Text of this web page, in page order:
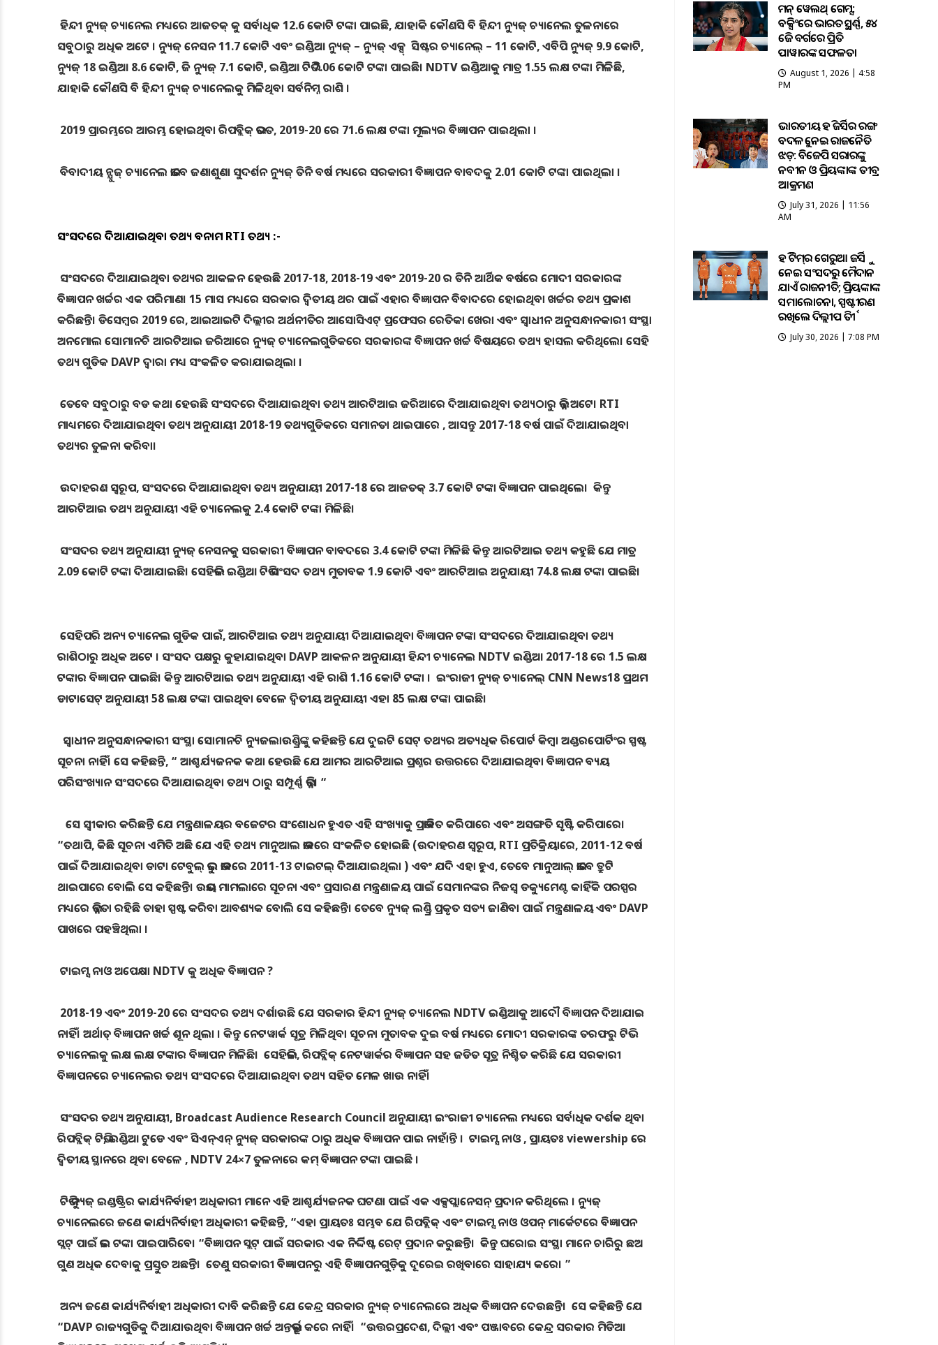
ହିନ୍ଦୀ ନ୍ୟୁଜ୍ ଚ୍ୟାନେଲ ମଧ୍ୟରେ ଆଜତକ୍ କୁ ସର୍ବାଧିକ 12.6 କୋଟି ଟଙ୍କା ପାଇଛି, ଯାହାକି କୌଣସି ବି ହିନ୍ଦୀ ନ୍ୟୁଜ୍ ଚ୍ୟାନେଲ ତୁଳନାରେ
ସବୁଠାରୁ ଅଧିକ ଅଟେ । ନ୍ୟୁଜ୍ ନେସନ 11.7 କୋଟି ଏବଂ ଇଣ୍ଡିଆ ନ୍ୟୁଜ୍ – ନ୍ୟୁଜ୍ ଏକ୍ସ୍ ସିଷ୍ଟର ଚ୍ୟାନେଲ୍ – 11 କୋଟି, ଏବିପି ନ୍ୟୁଜ୍ 9.9 କୋଟି,
ନ୍ୟୁଜ୍ 18 ଇଣ୍ଡିଆ 8.6 କୋଟି, ଜି ନ୍ୟୁଜ୍ 7.1 କୋଟି, ଇଣ୍ଡିଆ ଟିଭି 7.06 କୋଟି ଟଙ୍କା ପାଇଛି। NDTV ଇଣ୍ଡିଆକୁ ମାତ୍ର 1.55 ଲକ୍ଷ ଟଙ୍କା ମିଳିଛି,
ଯାହାକି କୌଣସି ବି ହିନ୍ଦୀ ନ୍ୟୁଜ୍ ଚ୍ୟାନେଲକୁ ମିଳିଥିବା ସର୍ବନିମ୍ନ ରାଶି ।
2019 ପ୍ରାରମ୍ଭରେ ଆରମ୍ଭ ହୋଇଥିବା ରିପବ୍ଲିକ୍ ଭରତ, 2019-20 ରେ 71.6 ଲକ୍ଷ ଟଙ୍କା ମୂଲ୍ୟର ବିଜ୍ଞାପନ ପାଇଥିଲା ।
ବିବାଦୀୟ ନ୍ଯୁଜ୍ ଚ୍ୟାନେଲ ଭାବେ ଜଣାଶୁଣା ସୁଦର୍ଶନ ନ୍ୟୁଜ୍ ତିନି ବର୍ଷ ମଧ୍ୟରେ ସରକାରୀ ବିଜ୍ଞାପନ ବାବଦକୁ 2.01 କୋଟି ଟଙ୍କା ପାଇଥିଲା ​​।
ସଂସଦରେ ଦିଆଯାଇଥିବା ତଥ୍ୟ ବନାମ RTI ତଥ୍ୟ :-
ସଂସଦରେ ଦିଆଯାଇଥିବା ତଥ୍ୟର ଆକଳନ ହେଉଛି 2017-18, 2018-19 ଏବଂ 2019-20 ର ତିନି ଆର୍ଥିକ ବର୍ଷରେ ମୋଦୀ ସରକାରଙ୍କ
ବିଜ୍ଞାପନ ଖର୍ଚ୍ଚର ଏକ ପରିମାଣ। 15 ମାସ ମଧ୍ୟରେ ସରକାର ଦ୍ୱିତୀୟ ଥର ପାଇଁ ଏହାର ବିଜ୍ଞାପନ ବିବାଦରେ ହୋଇଥିବା ଖର୍ଚ୍ଚର ତଥ୍ୟ ପ୍ରକାଶ
କରିଛନ୍ତି। ଡିସେମ୍ବର 2019 ରେ, ଆଇଆଇଟି ଦିଲ୍ଲୀର ଅର୍ଥନୀତିର ଆସୋସିଏଟ୍ ପ୍ରଫେସର ରେତିକା ଖେରା ଏବଂ ସ୍ବାଧୀନ ଅନୁସନ୍ଧାନକାରୀ ସଂସ୍ଥା
ଅନମୋଲ ସୋମାନଚି ଆରଟିଆଇ ଜରିଆରେ ନ୍ୟୁଜ୍ ଚ୍ୟାନେଲଗୁଡିକରେ ସରକାରଙ୍କ ବିଜ୍ଞାପନ ଖର୍ଚ୍ଚ ବିଷୟରେ ତଥ୍ୟ ହାସଲ କରିଥିଲେ। ସେହି
ତଥ୍ୟ ଗୁଡିକ DAVP ଦ୍ୱାରା ମଧ୍ୟ ସଂକଳିତ କରାଯାଇଥିଲା ।
ତେବେ ସବୁଠାରୁ ବଡ କଥା ହେଉଛି ସଂସଦରେ ଦିଆଯାଇଥିବା ତଥ୍ୟ ଆରଟିଆଇ ଜରିଆରେ ଦିଆଯାଇଥିବା ତଥ୍ୟଠାରୁ ଭିନ୍ନ ଅଟେ। RTI
ମାଧ୍ୟମରେ ଦିଆଯାଇଥିବା ତଥ୍ୟ ଅନୁଯାୟୀ 2018-19 ତଥ୍ୟଗୁଡିକରେ ସମାନତା ଥାଇପାରେ , ଆସନ୍ତୁ 2017-18 ବର୍ଷ ପାଇଁ ଦିଆଯାଇଥିବା
ତଥ୍ୟର ତୁଳନା କରିବା।
ଉଦାହରଣ ସ୍ୱରୂପ, ସଂସଦରେ ଦିଆଯାଇଥିବା ତଥ୍ୟ ଅନୁଯାୟୀ 2017-18 ରେ ଆଜତକ୍ 3.7 କୋଟି ଟଙ୍କା ବିଜ୍ଞାପନ ପାଇଥିଲେ। କିନ୍ତୁ
ଆରଟିଆଇ ତଥ୍ୟ ଅନୁଯାୟୀ ଏହି ଚ୍ୟାନେଲକୁ 2.4 କୋଟି ଟଙ୍କା ମିଳିଛି।
ସଂସଦର ତଥ୍ୟ ଅନୁଯାୟୀ ନ୍ୟୁଜ୍ ନେସନକୁ ସରକାରୀ ବିଜ୍ଞାପନ ବାବଦରେ 3.4 କୋଟି ଟଙ୍କା ମିଳିଛି କିନ୍ତୁ ଆରଟିଆଇ ତଥ୍ୟ କହୁଛି ଯେ ମାତ୍ର
2.09 କୋଟି ଟଙ୍କା ଦିଆଯାଇଛି। ସେହିଭଳି ଇଣ୍ଡିଆ ଟିଭି ସଂସଦ ତଥ୍ୟ ମୁତାବକ 1.9 କୋଟି ଏବଂ ଆରଟିଆଇ ଅନୁଯାୟୀ 74.8 ଲକ୍ଷ ଟଙ୍କା ପାଇଛି।
ସେହିପରି ଅନ୍ୟ ଚ୍ୟାନେଲ ଗୁଡିକ ପାଇଁ, ଆରଟିଆଇ ତଥ୍ୟ ଅନୁଯାୟୀ ଦିଆଯାଇଥିବା ବିଜ୍ଞାପନ ଟଙ୍କା ସଂସଦରେ ଦିଆଯାଇଥିବା ତଥ୍ୟ
ରାଶିଠାରୁ ଅଧିକ ଅଟେ । ସଂସଦ ପକ୍ଷରୁ କୁହାଯାଇଥିବା DAVP ଆକଳନ ଅନୁଯାୟୀ ହିନ୍ଦୀ ଚ୍ୟାନେଲ NDTV ଇଣ୍ଡିଆ 2017-18 ରେ 1.5 ଲକ୍ଷ
ଟଙ୍କାର ବିଜ୍ଞାପନ ପାଇଛି। କିନ୍ତୁ ଆରଟିଆଇ ତଥ୍ୟ ଅନୁଯାୟୀ ଏହି ରାଶି 1.16 କୋଟି ଟଙ୍କା । ଇଂରାଜୀ ନ୍ୟୁଜ୍ ଚ୍ୟାନେଲ୍ CNN News18 ପ୍ରଥମ
ଡାଟାସେଟ୍ ଅନୁଯାୟୀ 58 ଲକ୍ଷ ଟଙ୍କା ପାଇଥିବା ବେଳେ ଦ୍ୱିତୀୟ ଅନୁଯାୟୀ ଏହା 85 ଲକ୍ଷ ଟଙ୍କା ପାଇଛି।
ସ୍ବାଧୀନ ଅନୁସନ୍ଧାନକାରୀ ସଂସ୍ଥା ସୋମାନଚି ନ୍ୟୁଜଲାଉଣ୍ଡ୍ରିଙ୍କୁ କହିଛନ୍ତି ଯେ ଦୁଇଟି ସେଟ୍ ତଥ୍ୟର ଅତ୍ୟଧିକ ରିପୋର୍ଟ କିମ୍ବା ଅଣ୍ଡରପୋର୍ଟିଂର ସ୍ପଷ୍ଟ
ସୂଚନା ନାହିଁ। ସେ କହିଛନ୍ତି, “ ଆଶ୍ଚର୍ଯ୍ୟଜନକ କଥା ହେଉଛି ଯେ ଆମର ଆରଟିଆଇ ପ୍ରଶ୍ନର ଉତ୍ତରରେ ଦିଆଯାଇଥିବା ବିଜ୍ଞାପନ ବ୍ୟୟ
ପରିସଂଖ୍ୟାନ ସଂସଦରେ ଦିଆଯାଇଥିବା ତଥ୍ୟ ଠାରୁ ସମ୍ପୂର୍ଣ୍ଣ ଭିନ୍ନ। “
ସେ ସ୍ବୀକାର କରିଛନ୍ତି ଯେ ମନ୍ତ୍ରଣାଳୟର ବଜେଟର ସଂଶୋଧନ ହୁଏତ ଏହି ସଂଖ୍ୟାକୁ ପ୍ରଭାବିତ କରିପାରେ ଏବଂ ଅସଙ୍ଗତି ସୃଷ୍ଟି କରିପାରେ।
“ତଥାପି, କିଛି ସୂଚନା ଏମିତି ଅଛି ଯେ ଏହି ତଥ୍ୟ ମାନୁଆଲ ଭାବରେ ସଂକଳିତ ହୋଇଛି (ଉଦାହରଣ ସ୍ୱରୂପ, RTI ପ୍ରତିକ୍ରିୟାରେ, 2011-12 ବର୍ଷ
ପାଇଁ ଦିଆଯାଇଥିବା ଡାଟା ଟେବୁଲ୍ ଭୁଲ ଭାବରେ 2011-13 ଟାଇଟଲ୍ ଦିଆଯାଇଥିଲା ) ଏବଂ ଯଦି ଏହା ହୁଏ, ତେବେ ମାନୁଆଲ୍ ଭାବେ ତ୍ରୁଟି
ଥାଇପାରେ ବୋଲି ସେ କହିଛନ୍ତି। ଉଭୟ ମାମଲାରେ ସୂଚନା ଏବଂ ପ୍ରସାରଣ ମନ୍ତ୍ରଣାଳୟ ପାଇଁ ସେମାନଙ୍କର ନିଜସ୍ୱ ଡକ୍ୟୁମେଣ୍ଟ କାହିଁକି ପରସ୍ପର
ମଧ୍ୟରେ ଭିନ୍ନତା ରହିଛି ତାହା ସ୍ପଷ୍ଟ କରିବା ଆବଶ୍ୟକ ବୋଲି ସେ କହିଛନ୍ତି। ତେବେ ନ୍ୟୁଜ୍ ଲଣ୍ଡ୍ରି ପ୍ରକୃତ ସତ୍ୟ ଜାଣିବା ପାଇଁ ମନ୍ତ୍ରଣାଳୟ ଏବଂ DAVP
ପାଖରେ ପହଞ୍ଚିଥିଲା ​​।
ଟାଇମ୍ସ ନାଓ ଅପେକ୍ଷା NDTV କୁ ଅଧିକ ବିଜ୍ଞାପନ ?
2018-19 ଏବଂ 2019-20 ରେ ସଂସଦର ତଥ୍ୟ ଦର୍ଶାଉଛି ଯେ ସରକାର ହିନ୍ଦୀ ନ୍ୟୁଜ୍ ଚ୍ୟାନେଲ NDTV ଇଣ୍ଡିଆକୁ ଆଦୌ ବିଜ୍ଞାପନ ଦିଆଯାଇ
ନାହିଁ। ଅର୍ଥାତ୍ ବିଜ୍ଞାପନ ଖର୍ଚ୍ଚ ଶୂନ ଥିଲା । କିନ୍ତୁ ନେଟୱାର୍କ ସୂତ୍ର ମିଳିଥିବା ସୂଚନା ମୁତାବକ ଦୁଇ ବର୍ଷ ମଧ୍ୟରେ ମୋଦୀ ସରକାରଙ୍କ ତରଫରୁ ଟିଭି
ଚ୍ୟାନେଲକୁ ଲକ୍ଷ ଲକ୍ଷ ଟଙ୍କାର ବିଜ୍ଞାପନ ମିଳିଛି। ସେହିଭଳି, ରିପବ୍ଲିକ୍ ନେଟୱାର୍କର ବିଜ୍ଞାପନ ସହ ଜଡିତ ସୂତ୍ର ନିଶ୍ଚିତ କରିଛି ଯେ ସରକାରୀ
ବିଜ୍ଞାପନରେ ଚ୍ୟାନେଲର ତଥ୍ୟ ସଂସଦରେ ଦିଆଯାଇଥିବା ତଥ୍ୟ ସହିତ ମେଳ ଖାଉ ନାହିଁ।
ସଂସଦର ତଥ୍ୟ ଅନୁଯାୟୀ, Broadcast Audience Research Council ଅନୁଯାୟୀ ଇଂରାଜୀ ଚ୍ୟାନେଲ ମଧ୍ୟରେ ସର୍ବାଧିକ ଦର୍ଶକ ଥିବା
ରିପବ୍ଲିକ୍ ଟିଭି, ଇଣ୍ଡିଆ ଟୁଡେ ଏବଂ ସିଏନ୍ଏନ୍ ନ୍ୟୁଜ୍ ସରକାରଙ୍କ ଠାରୁ ଅଧିକ ବିଜ୍ଞାପନ ପାଇ ନାହାଁନ୍ତି । ଟାଇମ୍ସ ନାଓ , ପ୍ରାୟତଃ viewership ରେ
ଦ୍ବିତୀୟ ସ୍ଥାନରେ ଥିବା ବେଳେ , NDTV 24×7 ତୁଳନାରେ କମ୍ ବିଜ୍ଞାପନ ଟଙ୍କା ପାଇଛି ।
ଟିଭି ନ୍ୟୁଜ୍ ଇଣ୍ଡଷ୍ଟ୍ରିର କାର୍ଯ୍ୟନିର୍ବାହୀ ଅଧିକାରୀ ମାନେ ଏହି ଆଶ୍ଚର୍ଯ୍ୟଜନକ ଘଟଣା ପାଇଁ ଏକ ଏକ୍ସପ୍ଲାନେସନ୍ ପ୍ରଦାନ କରିଥିଲେ । ନ୍ୟୁଜ୍
ଚ୍ୟାନେଲରେ ଜଣେ କାର୍ଯ୍ୟନିର୍ବାହୀ ଅଧିକାରୀ କହିଛନ୍ତି, “ଏହା ପ୍ରାୟତଃ ସମ୍ଭବ ଯେ ରିପବ୍ଲିକ୍ ଏବଂ ଟାଇମ୍ସ ନାଓ ଓପନ୍ ମାର୍କେଟରେ ବିଜ୍ଞାପନ
ସ୍ଲଟ୍ ପାଇଁ ଭଲ ଟଙ୍କା ପାଇପାରିବେ। “ବିଜ୍ଞାପନ ସ୍ଲଟ୍ ପାଇଁ ସରକାର ଏକ ନିର୍ଦ୍ଦିଷ୍ଟ ରେଟ୍ ପ୍ରଦାନ କରୁଛନ୍ତି। କିନ୍ତୁ ଘରୋଇ ସଂସ୍ଥା ମାନେ ଚାରିରୁ ଛଅ
ଗୁଣ ଅଧିକ ଦେବାକୁ ପ୍ରସ୍ତୁତ ଅଛନ୍ତି। ତେଣୁ ସରକାରୀ ବିଜ୍ଞାପନରୁ ଏହି ବିଜ୍ଞାପନଗୁଡ଼ିକୁ ଦୂରେଇ ରଖିବାରେ ସାହାଯ୍ୟ କରେ। ”
ଅନ୍ୟ ଜଣେ କାର୍ଯ୍ୟନିର୍ବାହୀ ଅଧିକାରୀ ଦାବି କରିଛନ୍ତି ଯେ କେନ୍ଦ୍ର ସରକାର ନ୍ୟୁଜ୍ ଚ୍ୟାନେଲରେ ଅଧିକ ବିଜ୍ଞାପନ ଦେଉଛନ୍ତି। ସେ କହିଛନ୍ତି ଯେ
“DAVP ରାଜ୍ୟଗୁଡିକୁ ଦିଆଯାଉଥିବା ବିଜ୍ଞାପନ ଖର୍ଚ୍ଚ ଅନ୍ତର୍ଭୂକ୍ତ କରେ ନାହିଁ। “ଉତ୍ତରପ୍ରଦେଶ, ଦିଲ୍ଲୀ ଏବଂ ପଞ୍ଜାବରେ କେନ୍ଦ୍ର ସରକାର ମିଡିଆ
କମନ୍ ୱେଲଥ୍ ଗେମ୍ସ:
ବକ୍ସିଂରେ ଭାରତକୁ ସ୍ବର୍ଣ୍ଣ, ୫୪
କେଜି ବର୍ଗରେ ପ୍ରିତି
ପାୱାରଙ୍କ ସଫଳତା
August 1, 2026 | 4:58
PM
ଭାରତୀୟ ହକି ଜର୍ସିର ରଙ୍ଗ
ବଦଳକୁ ନେଇ ରାଜନୈତିକ
ଝଡ଼: ବିଜେପି ସରକାରଙ୍କୁ
ନବୀନ ଓ ପ୍ରିୟଙ୍କାଙ୍କ ତୀବ୍ର
ଆକ୍ରମଣ
July 31, 2026 | 11:56
AM
ହକି ଟିମ୍‌ର ଗେରୁଆ ଜର୍ସିକୁ
ନେଇ ସଂସଦରୁ ମୈଦାନ
ଯାଏଁ ରାଜନୀତି; ପ୍ରିୟଙ୍କାଙ୍କ
ସମାଲୋଚନା, ସ୍ପଷ୍ଟୀକରଣ
ରଖିଲେ ଦିଲ୍ଲୀପ ତିର୍କୀ
July 30, 2026 | 7:08 PM